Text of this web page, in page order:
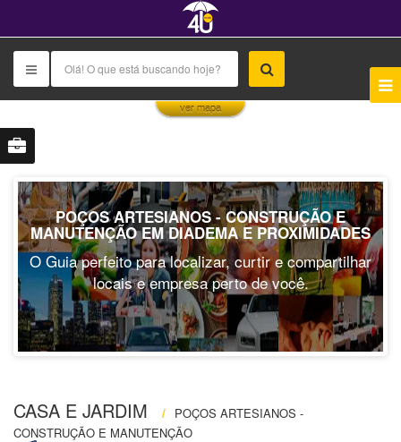
ver mapa
POÇOS ARTESIANOS - CONSTRUÇÃO E
MANUTENÇÃO EM DIADEMA E PROXIMIDADES
O Guia perfeito para localizar, curtir e compartilhar
locais e empresa perto de você.
CASA E JARDIM / POÇOS ARTESIANOS -
CONSTRUÇÃO E MANUTENÇÃO